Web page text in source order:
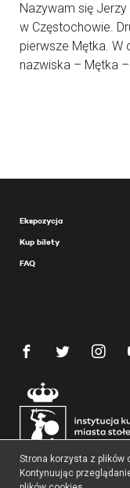
Nazywam się Jerzy
w Częstochowie.
pierwsze Mętka. W
nazwiska – Mętka
Ekspozycja
Kup bilety
FAQ
Strona korzysta z plików
Kontynuując